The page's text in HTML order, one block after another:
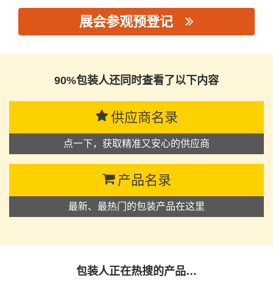
展会参观预登记
90%包装人还同时查看了以下内容
供应商名录
点一下，获取精准又安心的供应商
产品名录
最新、最热门的包装产品在这里
包装人正在热搜的产品…